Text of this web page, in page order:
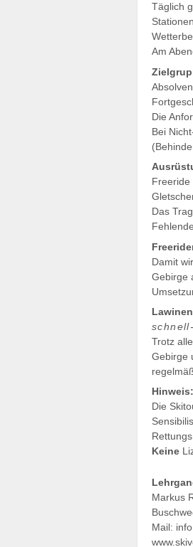
Täglich
Am
Die
Bei
Freeride
Das
Damit
Gebirge
Trotz
Gebirge
Hinweis:
Die
Keine
Markus
Mail: